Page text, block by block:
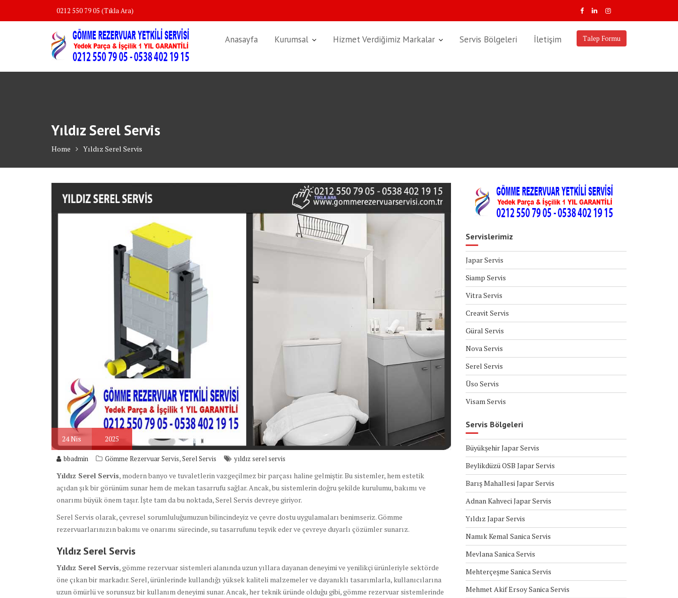
0212 550 79 05 (Tıkla Ara)
Talep Formu
Anasayfa Kurumsal Hizmet Verdiğimiz Markalar Servis Bölgeleri İletişim
Yıldız Serel Servis
Home Yıldız Serel Servis
24Nis 2025
bbadmin Gömme Rezervuar Servis,Serel Servis yıldız serel servis
Yıldız Serel Servis, modern banyo ve tuvaletlerin vazgeçilmez bir parçası haline gelmiştir. Bu sistemler, hem estetik
açıdan şık bir görünüm sunar hem de mekan tasarrufu sağlar. Ancak, bu sistemlerin doğru şekilde kurulumu, bakımı ve
onarımı büyük önem taşır. İşte tam da bu noktada, Serel Servis devreye giriyor.
Serel Servis olarak, çevresel sorumluluğumuzun bilincindeyiz ve çevre dostu uygulamaları benimseriz. Gömme
rezervuarlarınızın bakımı ve onarımı sürecinde, su tasarrufunu teşvik eder ve çevreye duyarlı çözümler sunarız.
Yıldız Serel Servis
Yıldız Serel Servis, gömme rezervuar sistemleri alanında uzun yıllara dayanan deneyimi ve yenilikçi ürünleriyle sektörde
öne çıkan bir markadır. Serel, ürünlerinde kullandığı yüksek kaliteli malzemeler ve dayanıklı tasarımlarla, kullanıcılarına
uzun ömürlü ve sorunsuz bir kullanım deneyimi sunar. Ancak, her teknik üründe olduğu gibi, gömme rezervuar sistemlerinde
Servislerimiz
Japar Servis
Siamp Servis
Vitra Servis
Creavit Servis
Güral Servis
Nova Servis
Serel Servis
Üso Servis
Visam Servis
Servis Bölgeleri
Büyükşehir Japar Servis
Beylikdüzü OSB Japar Servis
Barış Mahallesi Japar Servis
Adnan Kahveci Japar Servis
Yıldız Japar Servis
Namık Kemal Sanica Servis
Mevlana Sanica Servis
Mehterçeşme Sanica Servis
Mehmet Akif Ersoy Sanica Servis